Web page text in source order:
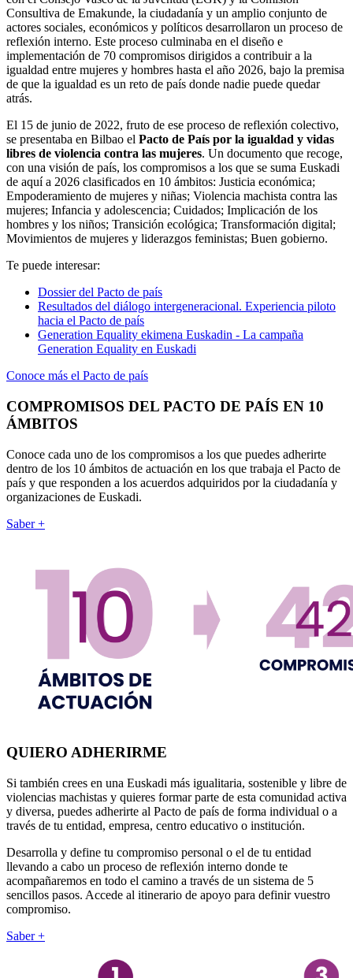
Consultiva de Emakunde, la ciudadanía y un amplio conjunto de
actores sociales, económicos y políticos desarrollaron un proceso de
reflexión interno. Este proceso culminaba en el diseño e
implementación de 70 compromisos dirigidos a contribuir a la
igualdad entre mujeres y hombres hasta el año 2026, bajo la premisa
de que la igualdad es un reto de país donde nadie puede quedar
atrás.
El 15 de junio de 2022, fruto de ese proceso de reflexión colectivo,
se presentaba en Bilbao el Pacto de País por la igualdad y vidas
libres de violencia contra las mujeres. Un documento que recoge,
con una visión de país, los compromisos a los que se suma Euskadi
de aquí a 2026 clasificados en 10 ámbitos: Justicia económica;
Empoderamiento de mujeres y niñas; Violencia machista contra las
mujeres; Infancia y adolescencia; Cuidados; Implicación de los
hombres y los niños; Transición ecológica; Transformación digital;
Movimientos de mujeres y liderazgos feministas; Buen gobierno.
Te puede interesar:
Dossier del Pacto de país
Resultados del diálogo intergeneracional. Experiencia piloto
hacia el Pacto de país
Generation Equality ekimena Euskadin - La campaña
Generation Equality en Euskadi
Conoce más el Pacto de país
COMPROMISOS DEL PACTO DE PAÍS EN 10
ÁMBITOS
Conoce cada uno de los compromisos a los que puedes adherirte
dentro de los 10 ámbitos de actuación en los que trabaja el Pacto de
país y que responden a los acuerdos adquiridos por la ciudadanía y
organizaciones de Euskadi.
Saber +
QUIERO ADHERIRME
Si también crees en una Euskadi más igualitaria, sostenible y libre de
violencias machistas y quieres formar parte de esta comunidad activa
y diversa, puedes adherirte al Pacto de país de forma individual o a
través de tu entidad, empresa, centro educativo o institución.
Desarrolla y define tu compromiso personal o el de tu entidad
llevando a cabo un proceso de reflexión interno donde te
acompañaremos en todo el camino a través de un sistema de 5
sencillos pasos. Accede al itinerario de apoyo para definir vuestro
compromiso.
Saber +